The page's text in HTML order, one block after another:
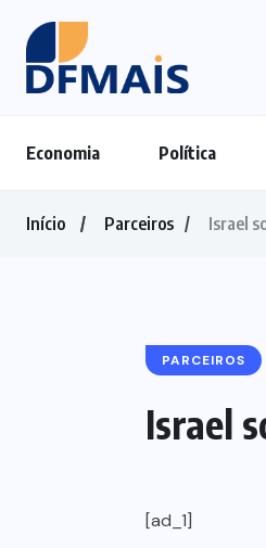
Economia Política
Início Parceiros Israel
PARCEIROS
Israel
[ad_1]